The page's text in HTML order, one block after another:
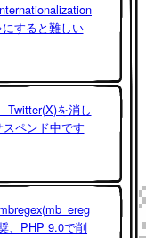
すると難しい
Twitter(X)を消し
ペンド中です
、PHP 9.0で削